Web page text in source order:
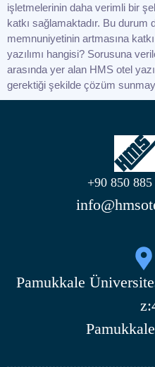
işletmelerinin daha verimli bir
katkı sağlamaktadır. Bu durum
memnuniyetinin artmasına
yazılımı hangisi? Sorusuna
arasında yer alan HMS otel
gerektiği şekilde çözüm
+90 850
Pamukkale